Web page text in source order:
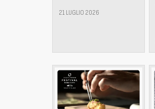
21 LUGLIO 2026